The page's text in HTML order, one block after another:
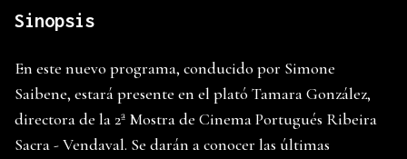
Sinopsis
En este nuevo programa, conducido por Simone
Saibene, estará presente en el plató Tamara González,
directora de la 2ª Mostra de Cinema Portugués Ribeira
Sacra - Vendaval. Se darán a conocer las últimas